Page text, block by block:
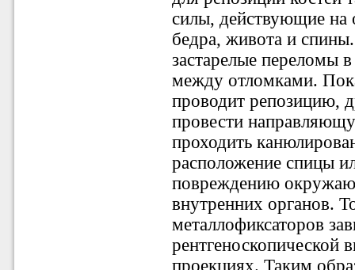
силы, действующие
бедра, живота и
застарелые переломы
между отломками.
проводит репозицию,
провести
проходить
расположение спицы
повреждению
внутренних органов.
металлофиксаторов
рентгеноскопической
проекциях. Таким